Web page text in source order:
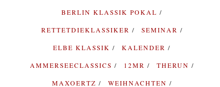
BERLIN KLASSIK POKAL
RETTETDIEKLASSIKER
SEMINAR
ELBE KLASSIK
KALENDER
AMMERSEECLASSICS
12MR
THERUN
MAXOERTZ
WEIHNACHTEN